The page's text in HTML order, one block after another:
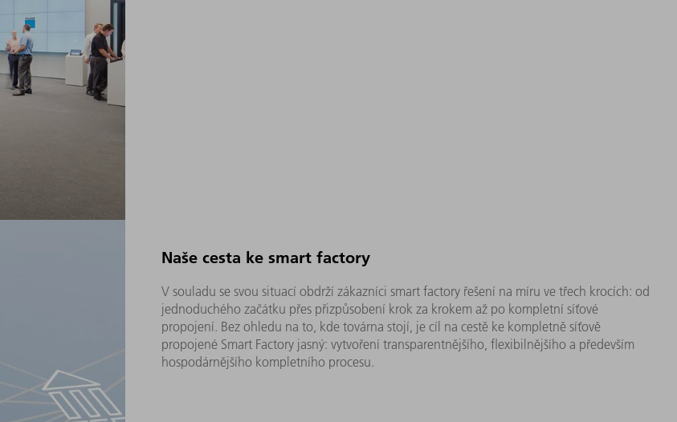
Naše cesta ke smart factory
V souladu se svou situací obdrží zákazníci smart factory řešení na míru ve třech krocích: od
jednoduchého začátku přes přizpůsobení krok za krokem až po kompletní síťové
propojení. Bez ohledu na to, kde továrna stojí, je cíl na cestě ke kompletně síťově
propojené Smart Factory jasný: vytvoření transparentnějšího, flexibilnějšího a především
hospodárnějšího kompletního procesu.